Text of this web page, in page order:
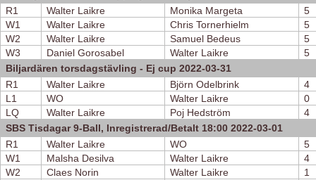
R1
Walter Laikre Monika Margeta
5
W1
Walter Laikre Chris Tornerhielm
5
W2
Walter Laikre Samuel Bedeus
5
W3
Daniel Gorosabel Walter Laikre
5
Biljardären torsdagstävling - Ej cup 2022-03-31
R1
Walter Laikre Björn Odelbrink
4
L1
WO Walter Laikre
0
LQ
Walter Laikre Poj Hedström
4
SBS Tisdagar 9-Ball, Inregistrerad/Betalt 18:00 2022-03-01
R1
Walter Laikre WO
5
W1
Malsha Desilva Walter Laikre
4
W2
Claes Norin Walter Laikre
1